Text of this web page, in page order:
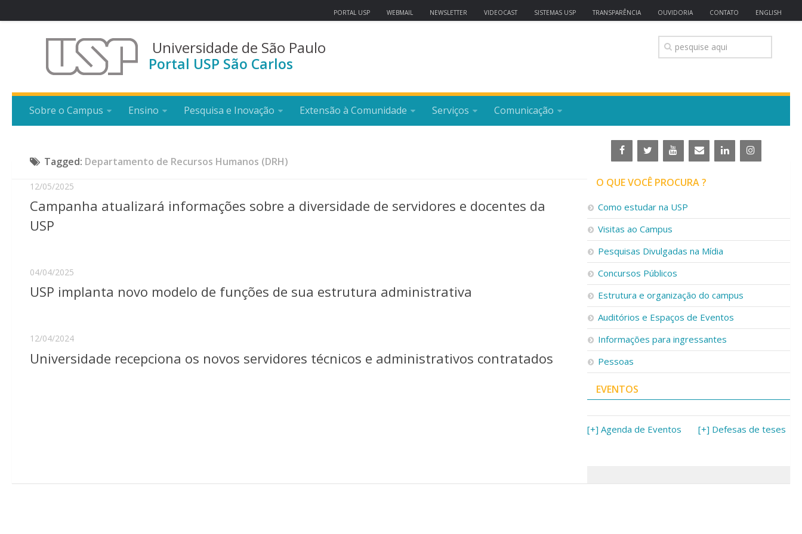
PORTAL USP WEBMAIL NEWSLETTER VIDEOCAST SISTEMAS USP TRANSPARÊNCIA OUVIDORIA CONTATO ENGLISH
Universidade de São Paulo
Portal USP São Carlos
Sobre o Campus Ensino Pesquisa e Inovação Extensão à Comunidade Serviços Comunicação
Tagged: Departamento de Recursos Humanos (DRH)
12/05/2025
Campanha atualizará informações sobre a diversidade de servidores e docentes da
USP
04/04/2025
USP implanta novo modelo de funções de sua estrutura administrativa
12/04/2024
Universidade recepciona os novos servidores técnicos e administrativos contratados
O QUE VOCÊ PROCURA ?
Como estudar na USP
Visitas ao Campus
Pesquisas Divulgadas na Mídia
Concursos Públicos
Estrutura e organização do campus
Auditórios e Espaços de Eventos
Informações para ingressantes
Pessoas
EVENTOS
[+] Agenda de Eventos [+] Defesas de teses